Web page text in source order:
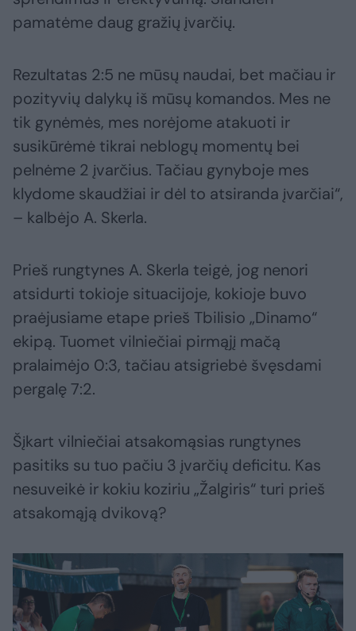
pamatėme daug gražių įvarčių.
Rezultatas 2:5 ne mūsų naudai, bet mačiau ir
pozityvių dalykų iš mūsų komandos. Mes ne
tik gynėmės, mes norėjome atakuoti ir
susikūrėmė tikrai neblogų momentų bei
pelnėme 2 įvarčius. Tačiau gynyboje mes
klydome skaudžiai ir dėl to atsiranda įvarčiai“,
– kalbėjo A. Skerla.
Prieš rungtynes A. Skerla teigė, jog nenori
atsidurti tokioje situacijoje, kokioje buvo
praėjusiame etape prieš Tbilisio „Dinamo“
ekipą. Tuomet vilniečiai pirmąjį mačą
pralaimėjo 0:3, tačiau atsigriebė švęsdami
pergalę 7:2.
Šįkart vilniečiai atsakomąsias rungtynes
pasitiks su tuo pačiu 3 įvarčių deficitu. Kas
nesuveikė ir kokiu koziriu „Žalgiris“ turi prieš
atsakomąją dvikovą?